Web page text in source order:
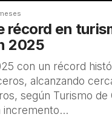
récord en
2025
con un récord
alcanzando
según Turismo de
incremento...